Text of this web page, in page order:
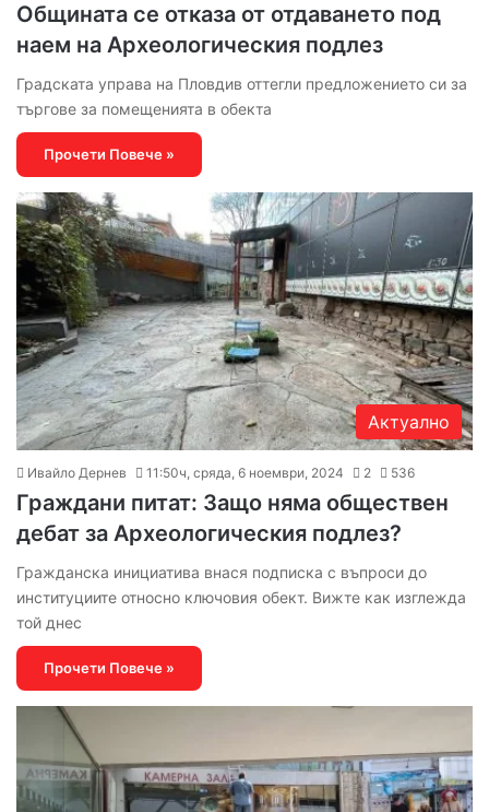
Общината се отказа от отдаването под
наем на Археологическия подлез
Градската управа на Пловдив оттегли предложението си за
търгове за помещенията в обекта
Прочети Повече »
Актуално
Ивайло Дернев 11:50ч, сряда, 6 ноември, 2024 2 536
Граждани питат: Защо няма обществен
дебат за Археологическия подлез?
Гражданска инициатива внася подписка с въпроси до
институциите относно ключовия обект. Вижте как изглежда
той днес
Прочети Повече »